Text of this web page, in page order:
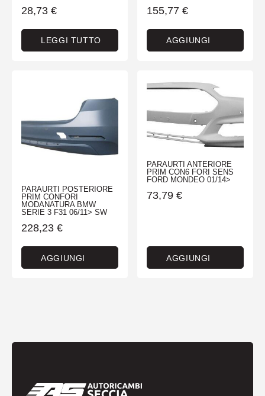
28,73 €
LEGGI TUTTO
155,77 €
AGGIUNGI
PARAURTI POSTERIORE
PRIM CONFORI
MODANATURA BMW
SERIE 3 F31 06/11> SW
228,23 €
AGGIUNGI
PARAURTI ANTERIORE
PRIM CON6 FORI SENS
FORD MONDEO 01/14>
73,79 €
AGGIUNGI